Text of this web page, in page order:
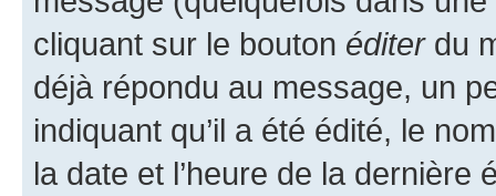
cliquant sur le bouton éditerdu
déjà répondu au message, un
indiquant qu’il a été édité, le
la date et l’heure de la dernière